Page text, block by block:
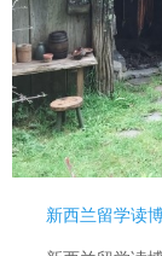
新西兰留学读